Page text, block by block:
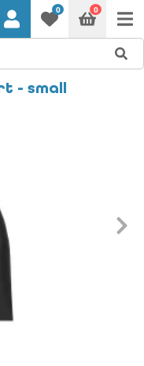
0 0
- small